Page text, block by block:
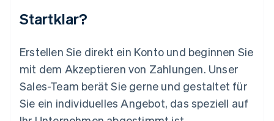
Startklar?
Erstellen Sie direkt ein Konto und beginnen Sie
mit dem Akzeptieren von Zahlungen. Unser
Sales-Team berät Sie gerne und gestaltet für
Sie ein individuelles Angebot, das speziell auf
Nederlands English
Norwegen
Österreich
Polen
English
Portugal
Português English